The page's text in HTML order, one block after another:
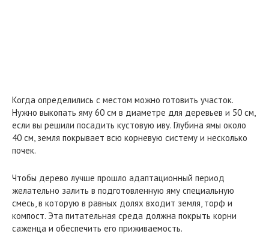
Когда определились с местом можно готовить участок.
Нужно выкопать яму 60 см в диаметре для деревьев и 50 см,
если вы решили посадить кустовую иву. Глубина ямы около
40 см, земля покрывает всю корневую систему и несколько
почек.
Чтобы дерево лучше прошло адаптационный период
желательно залить в подготовленную яму специальную
смесь, в которую в равных долях входит земля, торф и
компост. Эта питательная среда должна покрыть корни
саженца и обеспечить его приживаемость.